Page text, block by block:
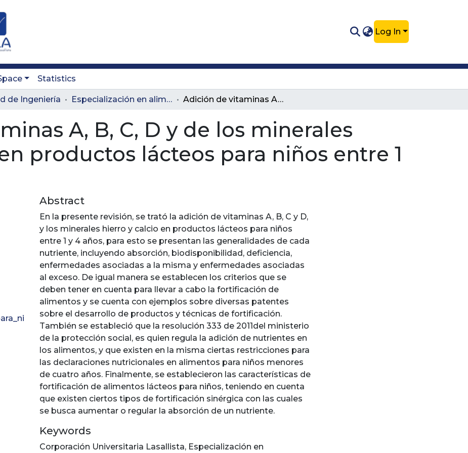
Log In
Statistics
de Ingeniería Especialización en alimentación y nutrición Adición de vitaminas A, B, C, D y de los minerales hierro y calcio en productos lácteos para niños entre 1 y 4 años
A, B, C, D y de los minerales
productos lácteos para niños entre 1
Abstract
En la presente revisión, se trató la adición de vitaminas A, B, C y D,
y los minerales hierro y calcio en productos lácteos para niños
entre 1 y 4 años, para esto se presentan las generalidades de cada
nutriente, incluyendo absorción, biodisponibilidad, deficiencia,
enfermedades asociadas a la misma y enfermedades asociadas
al exceso. De igual manera se establecen los criterios que se
deben tener en cuenta para llevar a cabo la fortificación de
alimentos y se cuenta con ejemplos sobre diversas patentes
sobre el desarrollo de productos y técnicas de fortificación.
También se estableció que la resolución 333 de 2011del ministerio
de la protección social, es quien regula la adición de nutrientes en
los alimentos, y que existen en la misma ciertas restricciones para
las declaraciones nutricionales en alimentos para niños menores
de cuatro años. Finalmente, se establecieron las características de
fortificación de alimentos lácteos para niños, teniendo en cuenta
que existen ciertos tipos de fortificación sinérgica con las cuales
se busca aumentar o regular la absorción de un nutriente.
Keywords
Corporación Universitaria Lasallista, Especialización en